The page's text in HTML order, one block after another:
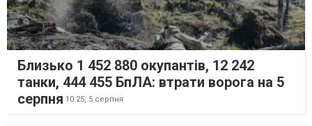
Близько 1 452 880 окупантів, 12 242
танки, 444 455 БпЛА: втрати ворога на 5
серпня 10:25, 5 серпня